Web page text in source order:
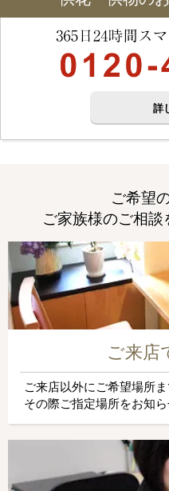
詳
ご希望
ご家族様のご相
ご来店
ご来店以外にご希望場所
その際ご指定場所をお知ら